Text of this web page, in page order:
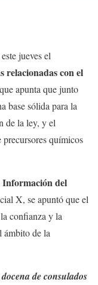
jueves el
relacionadas con el
apunta que junto
base sólida para la
de la ley, y el
químicos
Información del
X, se apuntó que el
confianza y la
ámbito de la
de consulados